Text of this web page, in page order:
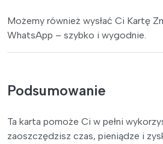
Możemy również wysłać Ci Kartę
WhatsApp – szybko i wygodnie.
Podsumowanie
Ta karta pomoże Ci w pełni
zaoszczędzisz czas, pieniądze i